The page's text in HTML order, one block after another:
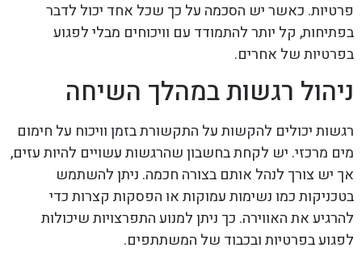
פרטיות. כאשר יש הסכמה על כך שכל אחד יכול לדבר
בפתיחות, קל יותר להתמודד עם וויכוחים מבלי לפגוע
בפרטיות של אחרים.
ניהול רגשות במהלך השיחה
רגשות יכולים להקשות על התקשורת בזמן וויכוח על חימום
מים מרכזי. יש לקחת בחשבון שהרגשות עשויים להיות עזים,
אך יש צורך לנהל אותם בצורה חכמה. ניתן להשתמש
בטכניקות כמו נשימות עמוקות או הפסקות קצרות כדי
להרגיע את האווירה. כך ניתן למנוע התפרצויות שיכולות
לפגוע בפרטיות ובכבוד של המשתתפים.